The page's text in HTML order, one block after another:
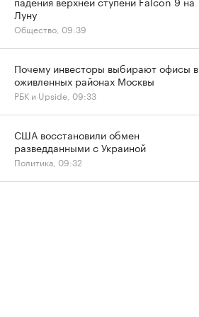
Луну
Общество, 09:39
Почему инвесторы выбирают офисы в
оживленных районах Москвы
РБК и Upside, 09:33
США восстановили обмен
разведданными с Украиной
Политика, 09:32